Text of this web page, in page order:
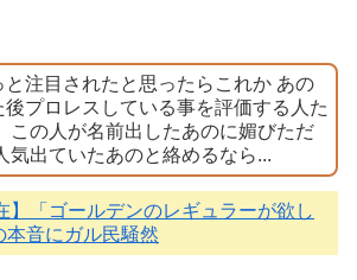
注目されたと思ったらこれか あの
プロレスしている事を評価する人た
この人が名前出したあのに媚びただ
気出ていたあのと絡めるなら...
】「ゴールデンのレギュラーが欲し
本音にガル民騒然